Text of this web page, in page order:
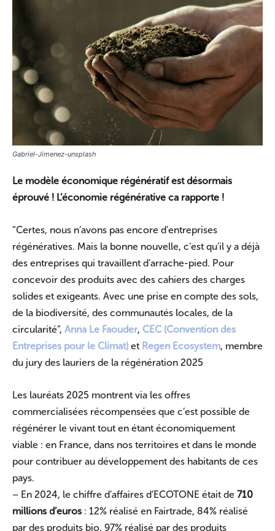
Gabriel-Jimenez-unsplash
Le modèle économique régénératif est désormais
éprouvé ! L’économie régénérative ca rapporte !
“Certes, nous n’avons pas encore d’entreprises
régénératives. Mais la bonne nouvelle, c’est qu’il y a déjà
des entreprises qui travaillent d’arrache-pied. Pour
concevoir des produits avec des cahiers des charges
solides et exigeants. Avec une prise en compte des sols,
de la biodiversité, des communautés locales, de la
circularité”, Anna Le Faouder, CEC (Convention des
Entreprises pour le Climat) et Regen Ecosystem, membre
du jury des lauriers de la régénération 2025
Les lauréats 2025 montrent via les offres
commercialisées récompensées que c’est possible de
régénérer le vivant tout en étant économiquement
viable : en France, dans nos territoires et dans le monde
pour contribuer au développement des habitants de ces
pays.
– En 2024, le chiffre d’affaires d’ECOTONE était de 710
millions d’euros : 12% réalisé en Fairtrade, 84% réalisé
par des produits bio, 97% réalisé par des produits